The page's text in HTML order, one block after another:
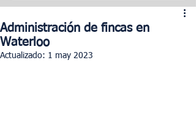
Administración de fincas en
Waterloo
Actualizado: 1 may 2023